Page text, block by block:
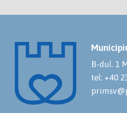
B-dul. 1
tel: +40